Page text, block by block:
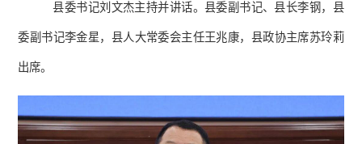
县委书记刘文杰主持并讲话。县委副书记、县长李钢，县
委副书记李金星，县人大常委会主任王兆康，县政协主席苏玲莉
出席。